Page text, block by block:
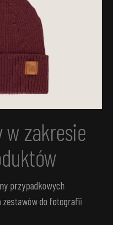
w zakresie
przypadkowych
do fotografii